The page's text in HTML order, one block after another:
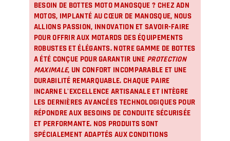
BESOIN DE BOTTES MOTO MANOSQUE ? CHEZ ADN
MOTOS, IMPLANTÉ AU CŒUR DE MANOSQUE, NOUS
ALLIONS PASSION, INNOVATION ET SAVOIR-FAIRE
POUR OFFRIR AUX MOTARDS DES ÉQUIPEMENTS
ROBUSTES ET ÉLÉGANTS. NOTRE GAMME DE BOTTES
A ÉTÉ CONÇUE POUR GARANTIR UNE PROTECTION
MAXIMALE, UN CONFORT INCOMPARABLE ET UNE
DURABILITÉ REMARQUABLE. CHAQUE PAIRE
INCARNE L'EXCELLENCE ARTISANALE ET INTÈGRE
LES DERNIÈRES AVANCÉES TECHNOLOGIQUES POUR
RÉPONDRE AUX BESOINS DE CONDUITE SÉCURISÉE
ET PERFORMANTE. NOS PRODUITS SONT
SPÉCIALEMENT ADAPTÉS AUX CONDITIONS